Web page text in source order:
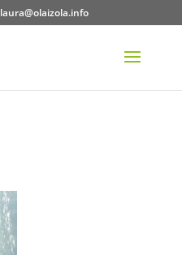
laura@olaizola.info